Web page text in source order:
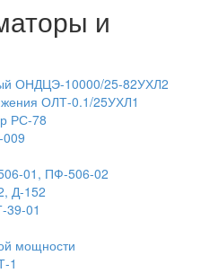
и
ОНДЦЭ-10000/25-82УХЛ2
ОЛТ-0.1/25УХЛ1
РС-78
01, ПФ-506-02
Д-152
39-01
мощности
1